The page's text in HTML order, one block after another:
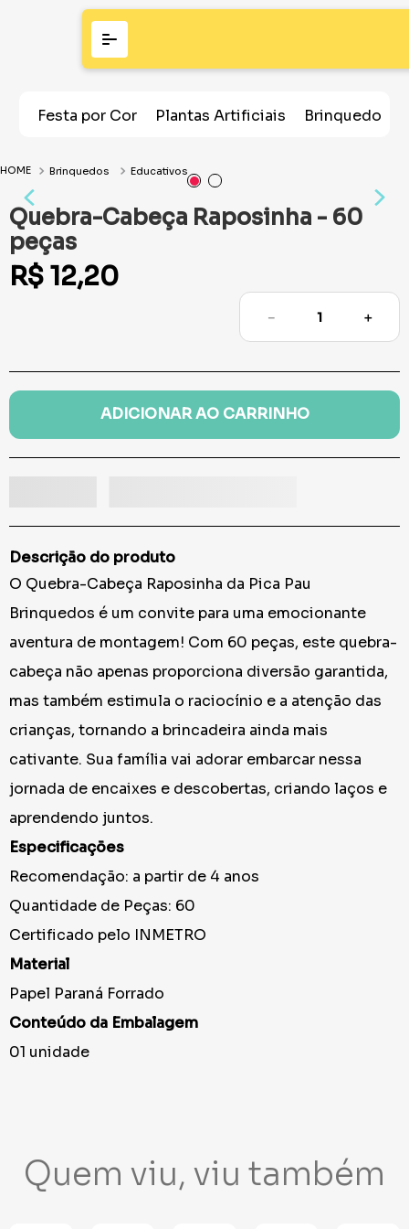
Festa por Cor Plantas Artificiais Brinquedos
Brinquedos Educativos
Quebra-Cabeça Raposinha - 60
peças
R$ 12,20
＋
－
ADICIONAR AO CARRINHO
Descrição do produto
O Quebra-Cabeça Raposinha da Pica Pau
Brinquedos é um convite para uma emocionante
aventura de montagem! Com 60 peças, este quebra-
cabeça não apenas proporciona diversão garantida,
mas também estimula o raciocínio e a atenção das
crianças, tornando a brincadeira ainda mais
cativante. Sua família vai adorar embarcar nessa
jornada de encaixes e descobertas, criando laços e
aprendendo juntos.
Especificações
Recomendação: a partir de 4 anos
Quantidade de Peças: 60
Certificado pelo INMETRO
Material
Papel Paraná Forrado
Conteúdo da Embalagem
01 unidade
Quem viu, viu também